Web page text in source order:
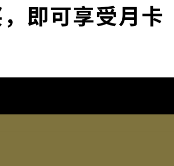
保护您的IP地
网络活动，
在线客服
络流量，并